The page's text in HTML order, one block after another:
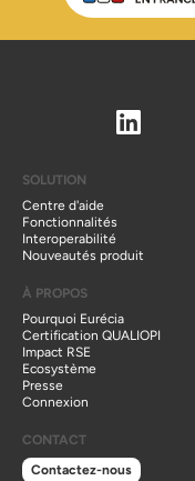
SOLUTION
Centre d'aide
Fonctionnalités
Interoperabilité
Nouveautés produit
À PROPOS
Pourquoi Eurécia
Certification QUALIOPI
Impact RSE
Ecosystème
Presse
Connexion
CONTACT
Contactez-nous